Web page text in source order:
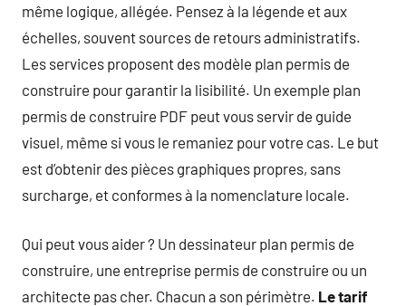
même logique, allégée. Pensez à la légende et aux
échelles, souvent sources de retours administratifs.
Les services proposent des modèle plan permis de
construire pour garantir la lisibilité. Un exemple plan
permis de construire PDF peut vous servir de guide
visuel, même si vous le remaniez pour votre cas. Le but
est d’obtenir des pièces graphiques propres, sans
surcharge, et conformes à la nomenclature locale.
Qui peut vous aider ? Un dessinateur plan permis de
construire, une entreprise permis de construire ou un
architecte pas cher. Chacun a son périmètre. Le tarif